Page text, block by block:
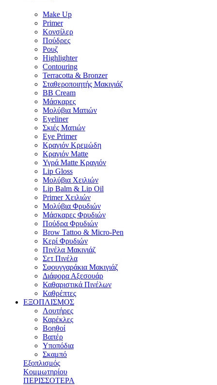
Make Up
Primer
Κονσίλερ
Πούδρες
Ρουζ
Highlighter
Contouring
Terracotta & Bronzer
Σταθεροποιητής Μακιγιάζ
BB Cream
Μάσκαρες
Μολύβια Ματιών
Eyeliner
Σκιές Ματιών
Eye Primer
Κραγιόν Κρεμώδη
Κραγιόν Matte
Υγρά Matte Κραγιόν
Lip Gloss
Μολύβια Χειλιών
Lip Balm & Lip Oil
Primer Χειλιών
Μολύβια Φρυδιών
Μάσκαρες Φρυδιών
Πούδρα Φρυδιών
Brow Tattoo & Micro-Pen
Κερί Φρυδιών
Πινέλα Μακιγιάζ
Σετ Πινέλα
Σφουγγαράκια Μακιγιάζ
Διάφορα Αξεσουάρ
Καθαριστικά Πινέλων
Καθρέπτες
ΕΞΟΠΛΙΣΜΟΣ
Λουτήρες
Καρέκλες
Βοηθοί
Βαπέρ
Υποπόδια
Σκαμπό
Εξοπλισμός
Κομμωτηρίου
ΠΕΡΙΣΣΟΤΕΡΑ